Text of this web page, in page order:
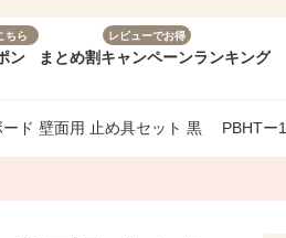
ちら
ン まとめ割
レビューでお得
キャンペーンランキング
ード 壁面用 止め具セット 黒 PBHTー